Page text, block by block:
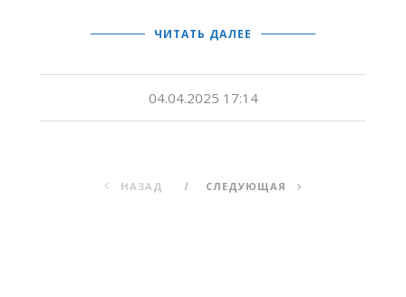
ЧИТАТЬ ДАЛЕЕ
04.04.2025 17:14
НАЗАД СЛЕДУЮЩАЯ